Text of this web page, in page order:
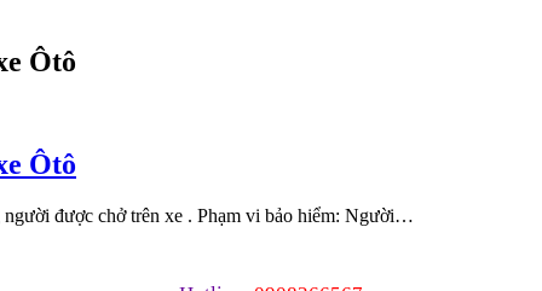
Ôtô
Ôtô
được chở trên xe . Phạm vi bảo hiểm: Người…